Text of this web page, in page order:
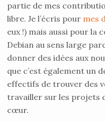
partie de mes
libre. Je l’écris pour mes
eux !) mais aussi pour la
Debian au sens large
donner des idées aux
que c’est également un
effectifs de trouver des
travailler sur les projets
cœur.